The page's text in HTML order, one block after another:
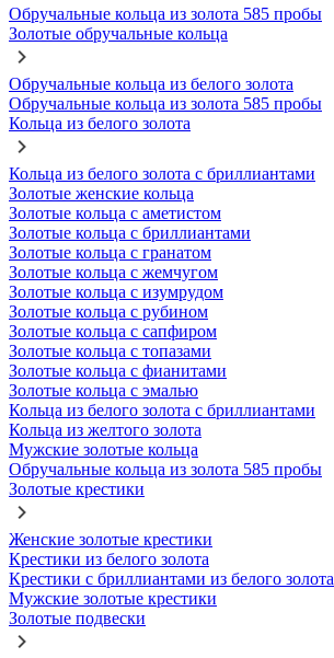
Обручальные кольца из золота 585 пробы
Золотые обручальные кольца
Обручальные кольца из белого золота
Обручальные кольца из золота 585 пробы
Кольца из белого золота
Кольца из белого золота с бриллиантами
Золотые женские кольца
Золотые кольца с аметистом
Золотые кольца с бриллиантами
Золотые кольца с гранатом
Золотые кольца с жемчугом
Золотые кольца с изумрудом
Золотые кольца с рубином
Золотые кольца с сапфиром
Золотые кольца с топазами
Золотые кольца с фианитами
Золотые кольца с эмалью
Кольца из белого золота с бриллиантами
Кольца из желтого золота
Мужские золотые кольца
Обручальные кольца из золота 585 пробы
Золотые крестики
Женские золотые крестики
Крестики из белого золота
Крестики с бриллиантами из белого золота
Мужские золотые крестики
Золотые подвески